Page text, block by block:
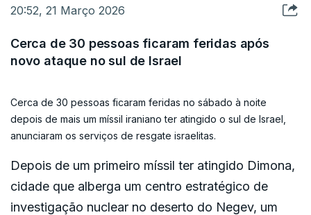
20:52, 21 Março 2026
Cerca de 30 pessoas ficaram feridas após
novo ataque no sul de Israel
Cerca de 30 pessoas ficaram feridas no sábado à noite
depois de mais um míssil iraniano ter atingido o sul de Israel,
anunciaram os serviços de resgate israelitas.
Depois de um primeiro míssil ter atingido Dimona,
cidade que alberga um centro estratégico de
investigação nuclear no deserto do Negev, um